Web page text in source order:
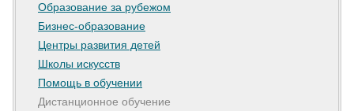
Образование за рубежом
Бизнес-образование
Центры развития детей
Школы искусств
Помощь в обучении
Дистанционное обучение